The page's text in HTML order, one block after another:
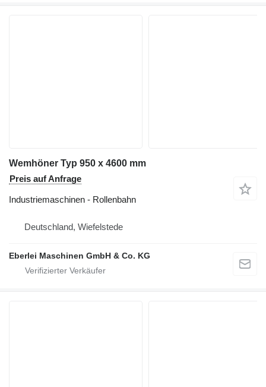
Wemhöner Typ 950 x 4600 mm
Preis auf Anfrage
Industriemaschinen - Rollenbahn
Deutschland, Wiefelstede
Eberlei Maschinen GmbH & Co. KG